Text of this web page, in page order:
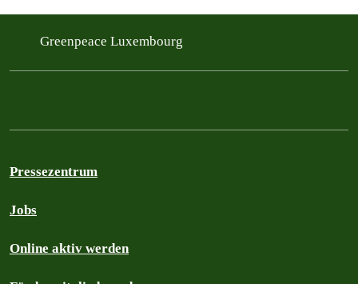
Greenpeace Luxembourg
Pressezentrum
Jobs
Online aktiv werden